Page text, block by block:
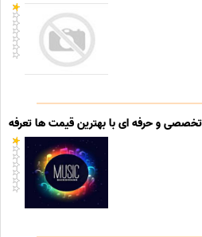
و حرفه ای با بهترین قیمت ها تعرفه